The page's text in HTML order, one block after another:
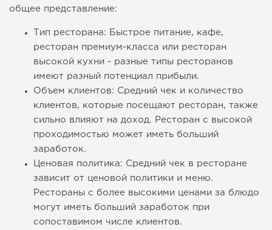
общее представление:
Тип ресторана: Быстрое питание, кафе,
ресторан премиум-класса или ресторан
высокой кухни - разные типы ресторанов
имеют разный потенциал прибыли.
Объем клиентов: Средний чек и количество
клиентов, которые посещают ресторан, также
сильно влияют на доход. Ресторан с высокой
проходимостью может иметь больший
заработок.
Ценовая политика: Средний чек в ресторане
зависит от ценовой политики и меню.
Рестораны с более высокими ценами за блюдо
могут иметь больший заработок при
сопоставимом числе клиентов.